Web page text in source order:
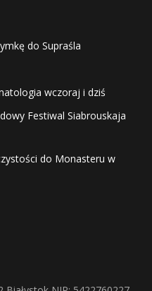
do Supraśla
wczoraj i dziś
Festiwal Siabrouskaja
do Monasteru w